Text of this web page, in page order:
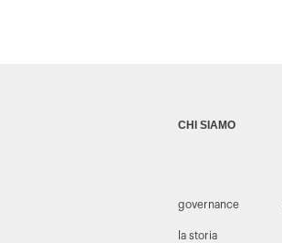
CHI SIAMO
governance
la storia